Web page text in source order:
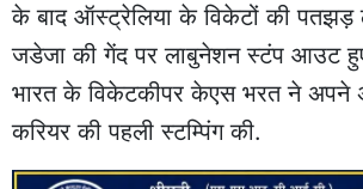
के बाद ऑस्ट्रेलिया के विकेटों की
जडेजा की गेंद पर लाबुनेशन स्टंप आउट
भारत के विकेटकीपर केएस भरत ने अपने
करियर की पहली स्टम्पिंग की.